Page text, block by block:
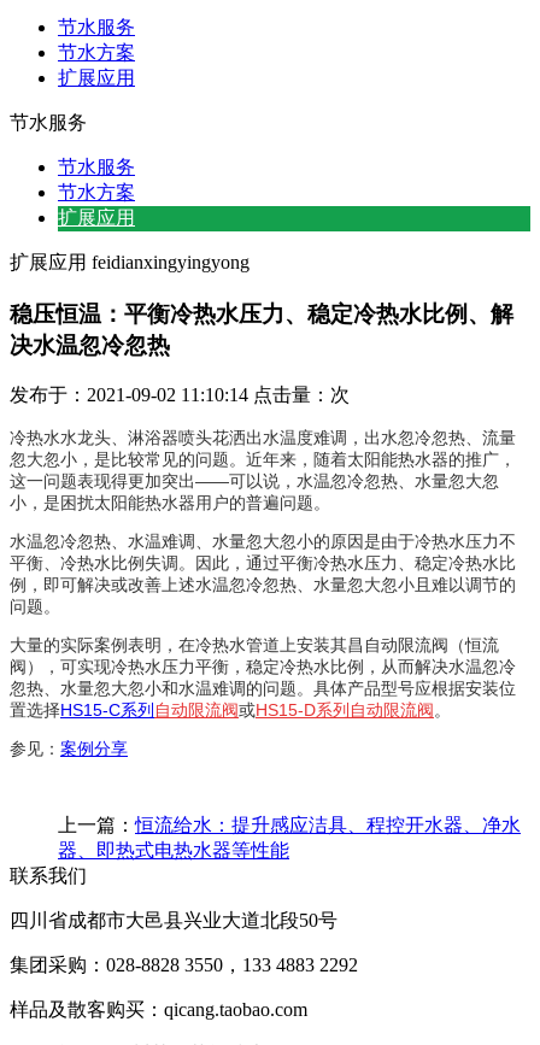
节水服务
节水方案
扩展应用
节水服务
节水服务
节水方案
扩展应用
扩展应用 feidianxingyingyong
稳压恒温：平衡冷热水压力、稳定冷热水比例、解
决水温忽冷忽热
发布于：2021-09-02 11:10:14 点击量： 次
冷热水水龙头、淋浴器喷头花洒出水温度难调，出水忽冷忽热、流量
忽大忽小，是比较常见的问题。近年来，随着太阳能热水器的推广，
这一问题表现得更加突出——可以说，水温忽冷忽热、水量忽大忽
小，是困扰太阳能热水器用户的普遍问题。
水温忽冷忽热、水温难调、水量忽大忽小的原因是由于冷热水压力不
平衡、冷热水比例失调。因此，通过平衡冷热水压力、稳定冷热水比
例，即可解决或改善上述水温忽冷忽热、水量忽大忽小且难以调节的
问题。
大量的实际案例表明，在冷热水管道上安装其昌自动限流阀（恒流
阀），可实现冷热水压力平衡，稳定冷热水比例，从而解决水温忽冷
忽热、水量忽大忽小和水温难调的问题。具体产品型号应根据安装位
置选择HS15-C系列 自动限流阀或HS15-D系列自动限流阀。
参见： 案例分享
上一篇：恒流给水：提升感应洁具、程控开水器、净水
器、即热式电热水器等性能
联系我们
四川省成都市大邑县兴业大道北段50号
集团采购：028-8828 3550，133 4883 2292
样品及散客购买：qicang.taobao.com